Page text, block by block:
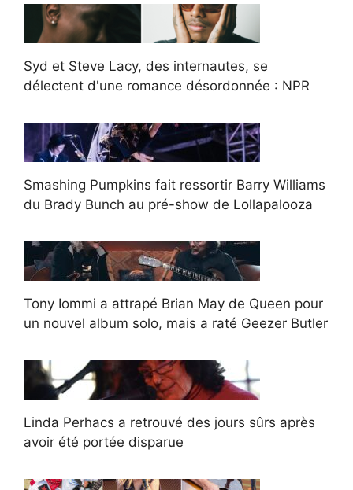
Syd et Steve Lacy, des internautes, se
délectent d'une romance désordonnée : NPR
Smashing Pumpkins fait ressortir Barry Williams
du Brady Bunch au pré-show de Lollapalooza
Tony Iommi a attrapé Brian May de Queen pour
un nouvel album solo, mais a raté Geezer Butler
Linda Perhacs a retrouvé des jours sûrs après
avoir été portée disparue